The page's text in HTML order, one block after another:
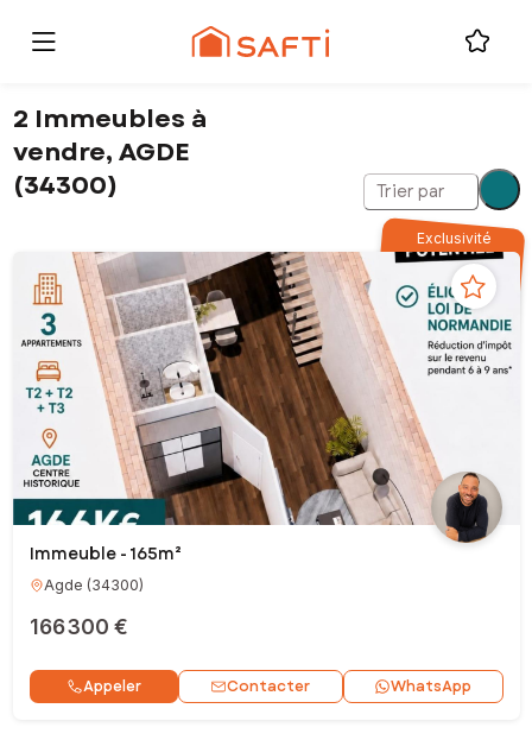
2 Immeubles à
vendre, AGDE
(34300)
Trier par
Exclusivité
Immeuble - 165m²
Agde (34300)
166 300 €
Appeler Contacter WhatsApp